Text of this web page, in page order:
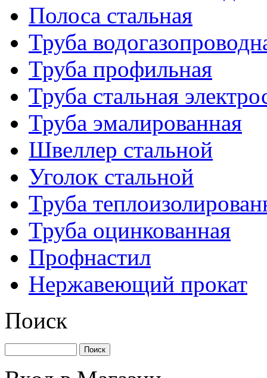
Полоса стальная
Труба
Труба профильная
Труба стальная
Труба эмалированная
Швеллер стальной
Уголок стальной
Труба
Труба оцинкованная
Профнастил
Нержавеющий прокат
Поиск